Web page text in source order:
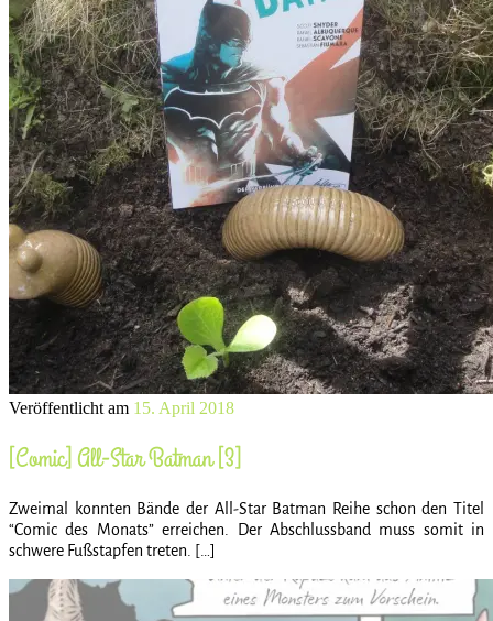
Veröffentlicht am 15. April 2018
[Comic] All-Star Batman [3]
Zweimal konnten Bände der All-Star Batman Reihe schon den Titel
“Comic des Monats” erreichen. Der Abschlussband muss somit in
schwere Fußstapfen treten. […]